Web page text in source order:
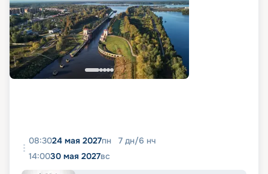
08:3024 мая 2027пн 7 дн/6 нч
14:0030 мая 2027вс